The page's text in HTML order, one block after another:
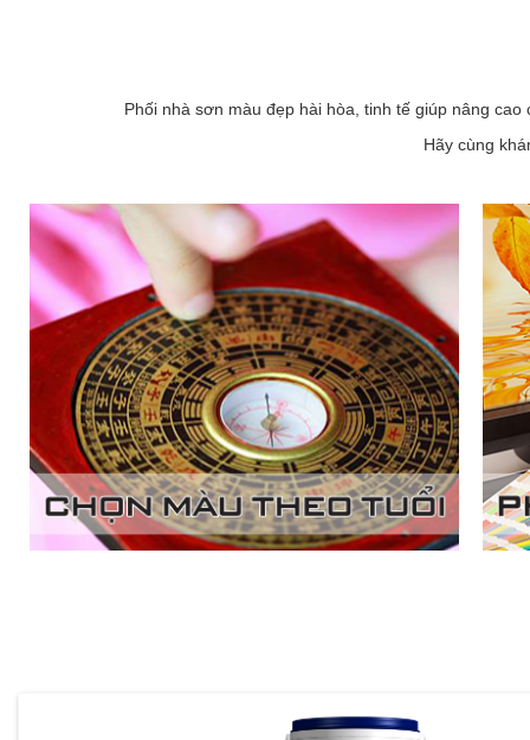
Phối nhà sơn màu đẹp hài hòa, tinh tế giúp nâng
Hãy cùng